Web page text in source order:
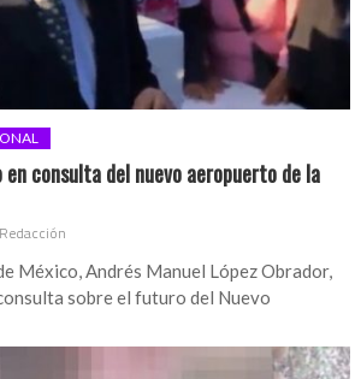
en consulta del nuevo aeropuerto de la
México, Andrés Manuel López Obrador,
sobre el futuro del Nuevo